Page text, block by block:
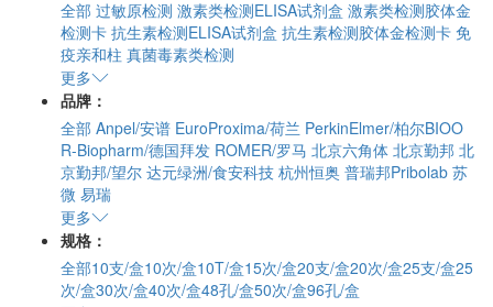
全部 过敏原检测 激素类检测ELISA试剂盒 激素类检测胶体金
检测卡 抗生素检测ELISA试剂盒 抗生素检测胶体金检测卡 免
疫亲和柱 真菌毒素类检测
更多
品牌：
全部 Anpel/安谱 EuroProxima/荷兰 PerkinElmer/柏尔BIOO
R-Biopharm/德国拜发 ROMER/罗马 北京六角体 北京勤邦 北
京勤邦/望尔 达元绿洲/食安科技 杭州恒奥 普瑞邦Pribolab 苏
微 易瑞
更多
规格：
全部10支/盒10次/盒10T/盒15次/盒20支/盒20次/盒25支/盒25
次/盒30次/盒40次/盒48孔/盒50次/盒96孔/盒